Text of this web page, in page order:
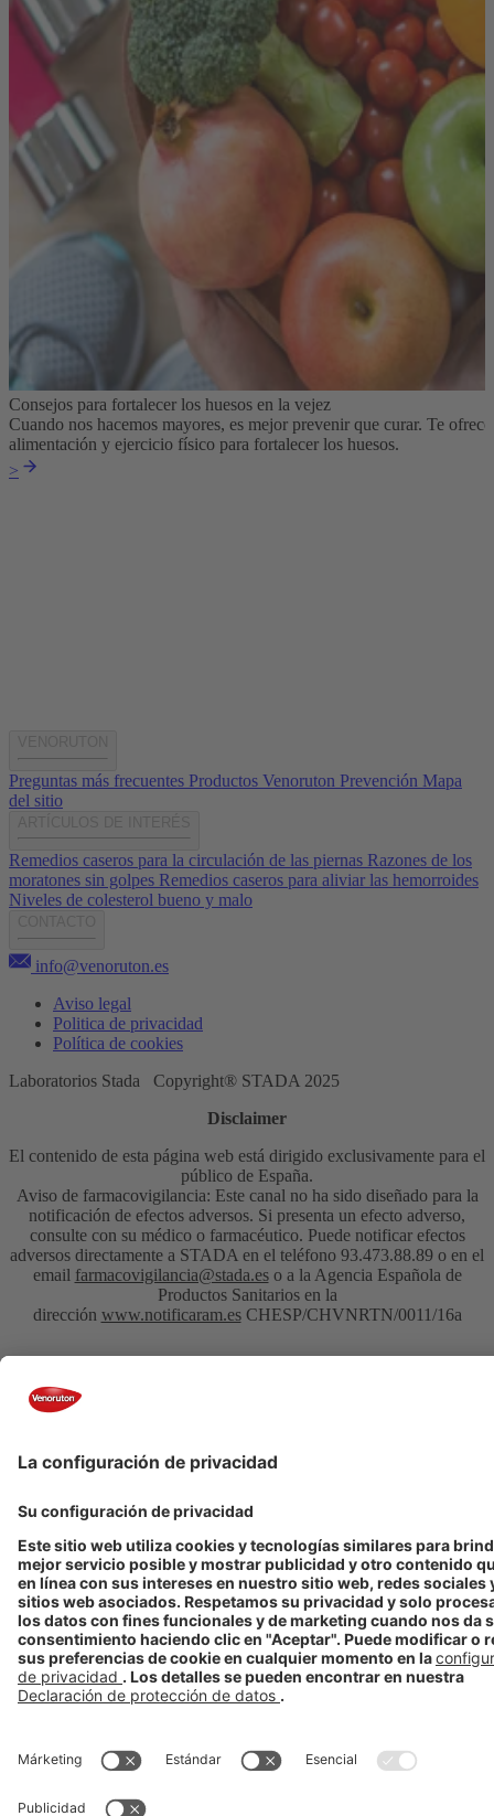
Consejos para fortalecer los huesos en la vejez
Cuando nos hacemos mayores, es mejor prevenir que curar. Te
alimentación y ejercicio físico para fortalecer los huesos.
>
Preguntas más frecuentes Productos Venoruton Prevención Mapa
del sitio
Remedios caseros para la circulación de las piernas Razones de los
moratones sin golpes Remedios caseros para aliviar las hemorroides
Niveles de colesterol bueno y malo
info@venoruton.es
Aviso legal
Politica de privacidad
Política de cookies
Laboratorios Stada Copyright® STADA 2025
Disclaimer
El contenido de esta página web está dirigido exclusivamente para el
público de España.
Aviso de farmacovigilancia: Este canal no ha sido diseñado para la
notificación de efectos adversos. Si presenta un efecto adverso,
consulte con su médico o farmacéutico. Puede notificar efectos
adversos directamente a STADA en el teléfono 93.473.88.89 o en el
email farmacovigilancia@stada.eso a la Agencia Española de
Productos Sanitarios en la
dirección www.notificaram.esCHESP/CHVNRTN/0011/16a